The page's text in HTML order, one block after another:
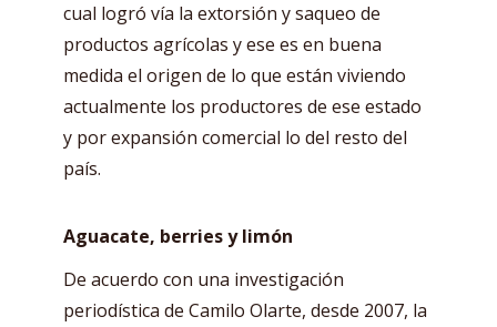
cual logró vía la extorsión y saqueo de
productos agrícolas y ese es en buena
medida el origen de lo que están viviendo
actualmente los productores de ese estado
y por expansión comercial lo del resto del
país.
Aguacate, berries y limón
De acuerdo con una investigación
periodística de Camilo Olarte, desde 2007, la